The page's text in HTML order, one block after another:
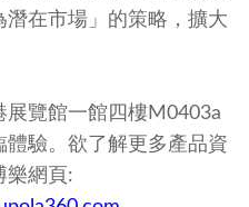
在市場」的策略，擴大
覽館一館四樓M0403a
驗。欲了解更多產品資
樂網頁: